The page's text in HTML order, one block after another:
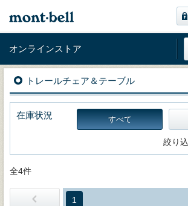
オンラインストア
トレールチェア＆テーブル
在庫状況 すべて
絞り
全4件
1